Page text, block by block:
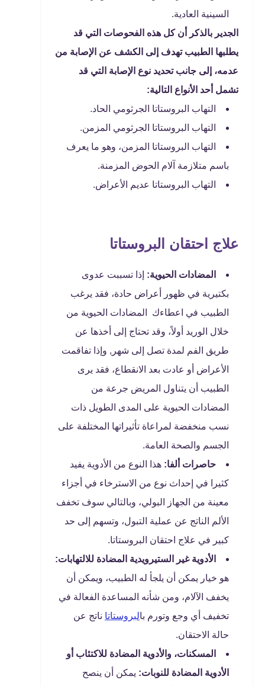
السينية العادية.
الجدير بالذكر أن كل هذه الفحوصات التي قد
يطلبها الطبيب تهدف إلى الكشف عن الإصابة من
عدمه، إلى جانب تحديد نوع الإصابة التي قد
تشمل أحد الأنواع التالية:
التهاب البروستاتا الجرثومي الحاد.
التهاب البروستاتا الجرثومي المزمن.
التهاب البروستاتا المزمن، وهو ما يعرف
باسم متلازمة آلام الحوض المزمنة.
التهاب البروستاتا عديم الأعراض.
علاج احتقان البروستاتا
المضادات الحيوية: إذا تسببت عدوى
بكتيرية في ظهور أعراض حادة، فقد يرغب
الطبيب في اعطاءك المضادات الحيوية من
خلال الوريد أولاً، وقد تحتاج إلى أخذها عن
طريق الفم لمدة تصل إلى شهر, وإذا تفاقمت
الأعراض أو عادت بعد الانقطاع، فقد يرى
الطبيب أن يتناول المريض جرعة من
المضادات الحيوية على المدى الطويل ذات
نسب منخفضة لمراعاة تأثيراتها المختلفة على
الجسم والصحة العامة.
حاصرات ألفا: هذا النوع من الأدوية يفيد
كثيرا في إحداث نوع من الاسترخاء في أجزاء
معينة من الجهاز البولي، وبالتالي سوف تخفف
الألم الناتج عن عملية التبول، وتسهم إلى حد
كبير في علاج احتقان البروستاتا.
الأدوية غير الستيرويدية المضادة للالتهابات:
هو خيار يمكن أن يلجأ له الطبيب، ويمكن أن
يخفف الآلام، ومن شأنه المساعدة الفعالة في
تخفيف أي وجع وتورم بالبروستاتا ناتج عن
حالة الاحتقان.
المسكنات، والأدوية المضادة للاكتئاب أو
الأدوية المضادة للنوبات: يمكن أن ينصح